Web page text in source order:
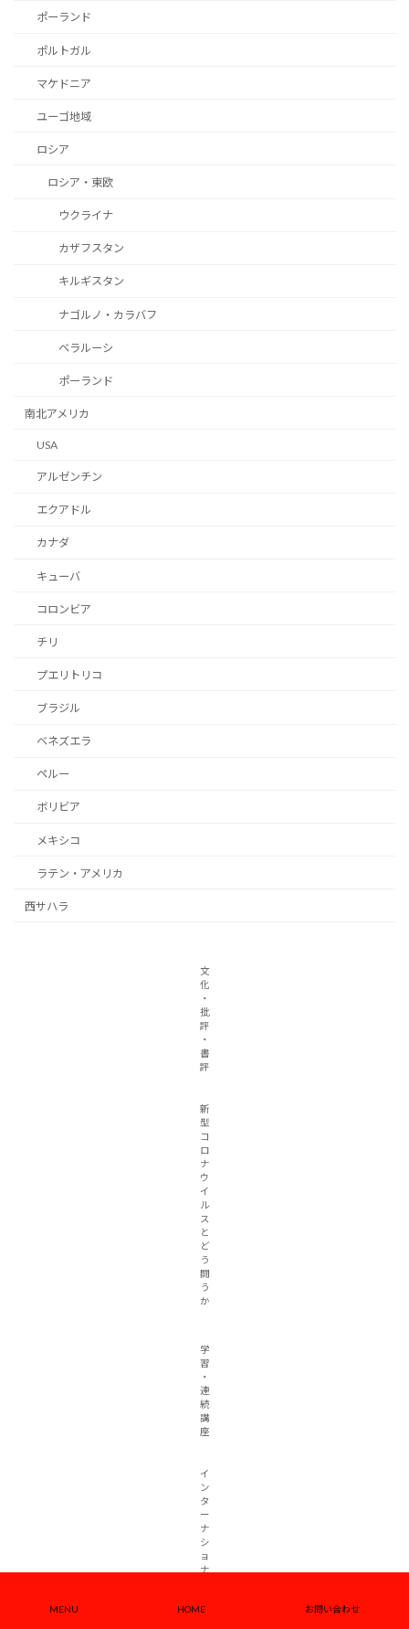
ポーランド
ポルトガル
マケドニア
ユーゴ地域
ロシア
ロシア・東欧
ウクライナ
カザフスタン
キルギスタン
ナゴルノ・カラバフ
ベラルーシ
ポーランド
南北アメリカ
USA
アルゼンチン
エクアドル
カナダ
キューバ
コロンビア
チリ
プエリトリコ
ブラジル
ベネズエラ
ペルー
ボリビア
メキシコ
ラテン・アメリカ
西サハラ
文
化
・
批
評
・
書
評
新
型
コ
ロ
ナ
ウ
イ
ル
ス
と
ど
う
闘
う
か
学
習
・
連
続
講
座
イ
ン
タ
ー
ナ
シ
ョ
ナ
ュ
MENU HOME お問い合わせ